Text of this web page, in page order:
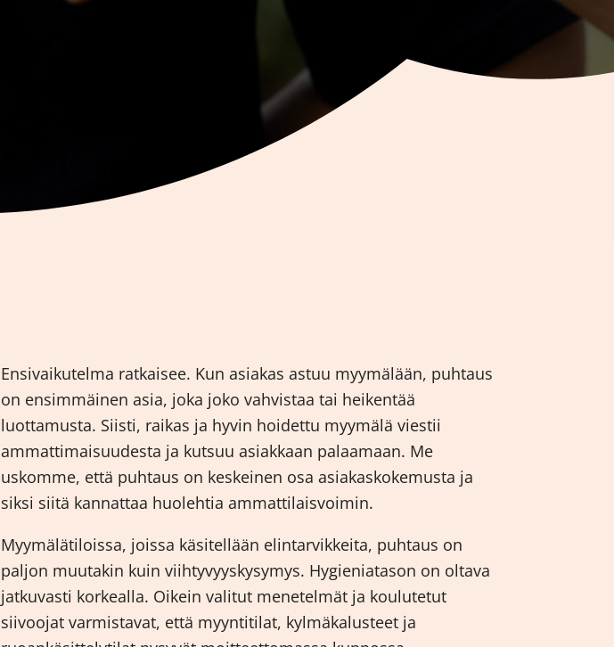
Ensivaikutelma ratkaisee. Kun asiakas astuu myymälään, puhtaus
on ensimmäinen asia, joka joko vahvistaa tai heikentää
luottamusta. Siisti, raikas ja hyvin hoidettu myymälä viestii
ammattimaisuudesta ja kutsuu asiakkaan palaamaan. Me
uskomme, että puhtaus on keskeinen osa asiakaskokemusta ja
siksi siitä kannattaa huolehtia ammattilaisvoimin.
Myymälätiloissa, joissa käsitellään elintarvikkeita, puhtaus on
paljon muutakin kuin viihtyvyyskysymys. Hygieniatason on oltava
jatkuvasti korkealla. Oikein valitut menetelmät ja koulutetut
siivoojat varmistavat, että myyntitilat, kylmäkalusteet ja